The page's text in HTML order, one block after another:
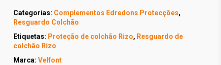
Categorias: Complementos Edredons Protecções,
Resguardo Colchão
Etiquetas: Proteção de colchão Rizo, Resguardo de
colchão Rizo
Marca: Velfont